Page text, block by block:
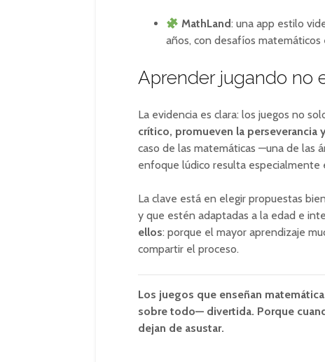
MathLand: una app estilo
años, con desafíos matemáticos
Aprender jugando no
La evidencia es clara: los juegos no
crítico, promueven la perseverancia
caso de las matemáticas —una de las
enfoque lúdico resulta especialmente
La clave está en elegir propuestas
y que estén adaptadas a la edad e
ellos: porque el mayor aprendizaje
compartir el proceso.
Los juegos que enseñan
sobre todo— divertida. Porque
dejan de asustar.